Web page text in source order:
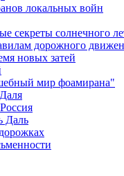
локальных войн
секреты солнечного
дорожного
новых затей
мир фоамирана"
Даль